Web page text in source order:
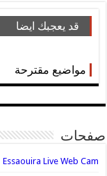
قد يعجبك ايضا
مواضيع مقترحة
صفحات
Essaouira Live Web Cam